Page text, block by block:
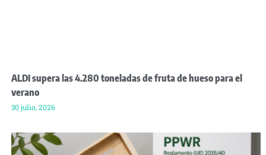
ALDI supera las 4.280 toneladas de fruta de hueso para el
verano
30 julio, 2026